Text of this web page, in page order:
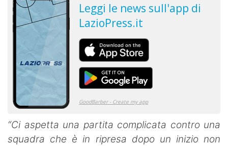
“Ci aspetta una partita complicata contro una
squadra che è in ripresa dopo un inizio non